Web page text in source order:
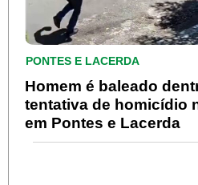
PONTES E LACERDA
Homem é baleado
tentativa de homicídio
em Pontes e Lacerda